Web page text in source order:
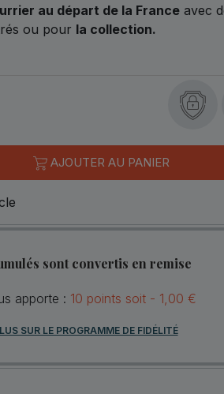
au départ de la France avec
ou pour la collection.
AJOUTER AU PANIER
sont convertis en remise
apporte : 10 points soit - 1,00 €
SUR LE PROGRAMME DE FIDÉLITÉ